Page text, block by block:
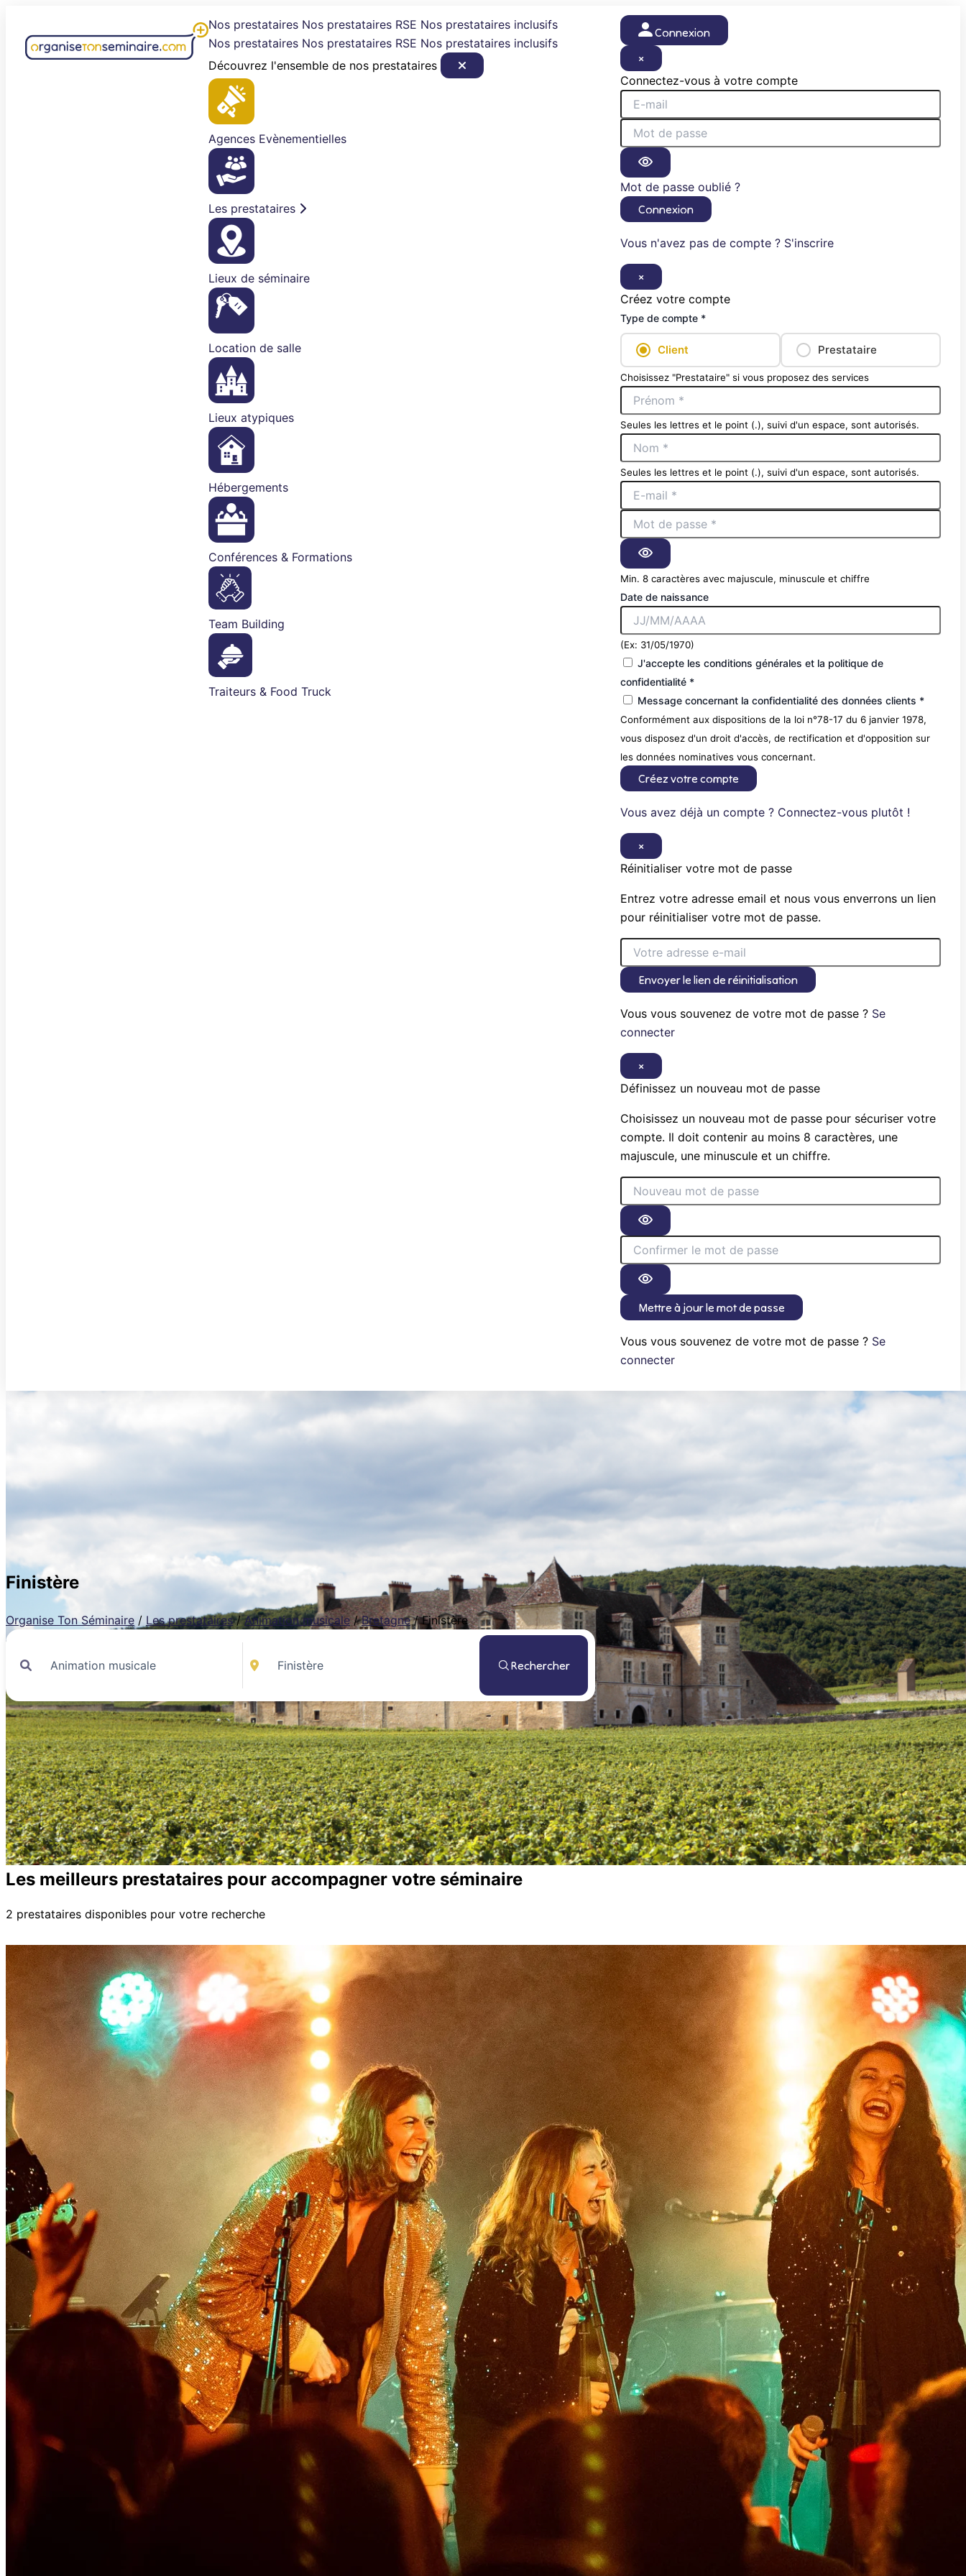
contenu
Nos prestataires Nos prestataires RSE Nos prestataires inclusifs
Nos prestataires Nos prestataires RSE Nos prestataires inclusifs
Découvrez l'ensemble de nos prestataires
Agences Evènementielles
Les prestataires
Lieux de séminaire
Location de salle
Lieux atypiques
Hébergements
Conférences & Formations
Team Building
Traiteurs & Food Truck
Connexion
×
Connectez-vous à votre compte
Mot de passe oublié ?
Connexion
Vous n'avez pas de compte ? S'inscrire
×
Créez votre compte
Type de compte *
Client Prestataire
Choisissez "Prestataire" si vous proposez des services
Seules les lettres et le point (.), suivi d'un espace, sont autorisés.
Seules les lettres et le point (.), suivi d'un espace, sont autorisés.
Min. 8 caractères avec majuscule, minuscule et chiffre
Date de naissance
(Ex: 31/05/1970)
J'accepte les conditions générales et la politique de
confidentialité *
Message concernant la confidentialité des données clients *
Conformément aux dispositions de la loi n°78-17 du 6 janvier 1978,
vous disposez d'un droit d'accès, de rectification et d'opposition sur
les données nominatives vous concernant.
Créez votre compte
Vous avez déjà un compte ? Connectez-vous plutôt !
×
Réinitialiser votre mot de passe
Entrez votre adresse email et nous vous enverrons un lien
pour réinitialiser votre mot de passe.
Envoyer le lien de réinitialisation
Vous vous souvenez de votre mot de passe ? Se
connecter
×
Définissez un nouveau mot de passe
Choisissez un nouveau mot de passe pour sécuriser votre
compte. Il doit contenir au moins 8 caractères, une
majuscule, une minuscule et un chiffre.
Mettre à jour le mot de passe
Vous vous souvenez de votre mot de passe ? Se
connecter
Finistère
Organise Ton Séminaire / Les prestataires / Animation musicale / Bretagne / Finistère
Rechercher
Les meilleurs prestataires pour accompagner votre séminaire
2 prestataires disponibles pour votre recherche